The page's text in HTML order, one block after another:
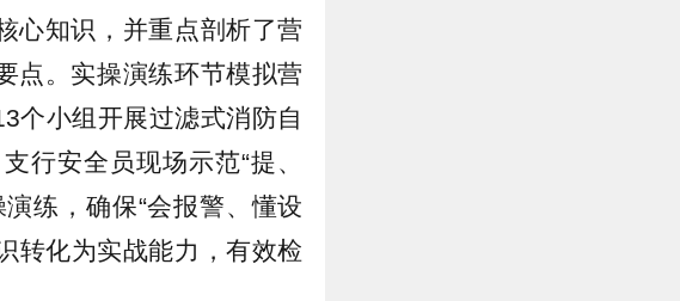
心知识，并重点剖析了营
点。实操演练环节模拟营
个小组开展过滤式消防自
行安全员现场示范“提、
练，确保“会报警、懂设
转化为实战能力，有效检